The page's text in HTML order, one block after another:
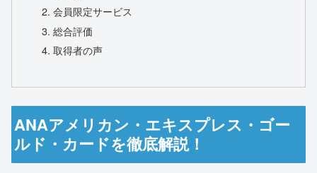
会員限定サービス
総合評価
取得者の声
ANAアメリカン・エキスプレス・ゴー
ルド・カードを徹底解説！